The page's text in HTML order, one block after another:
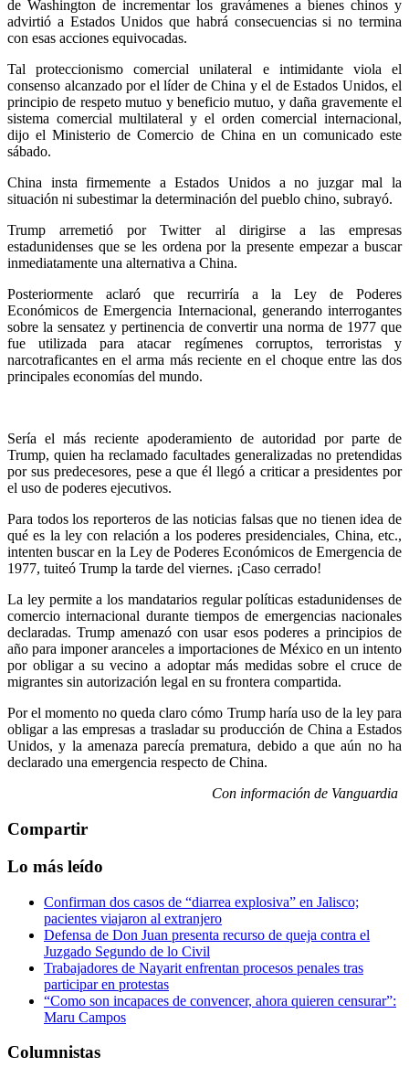
de Washington de incrementar los gravámenes a bienes chinos y
advirtió a Estados Unidos que habrá consecuencias si no termina
con esas acciones equivocadas.
Tal proteccionismo comercial unilateral e intimidante viola el
consenso alcanzado por el líder de China y el de Estados Unidos, el
principio de respeto mutuo y beneficio mutuo, y daña gravemente el
sistema comercial multilateral y el orden comercial internacional,
dijo el Ministerio de Comercio de China en un comunicado este
sábado.
China insta firmemente a Estados Unidos a no juzgar mal la
situación ni subestimar la determinación del pueblo chino, subrayó.
Trump arremetió por Twitter al dirigirse a las empresas
estadunidenses que se les ordena por la presente empezar a buscar
inmediatamente una alternativa a China.
Posteriormente aclaró que recurriría a la Ley de Poderes
Económicos de Emergencia Internacional, generando interrogantes
sobre la sensatez y pertinencia de convertir una norma de 1977 que
fue utilizada para atacar regímenes corruptos, terroristas y
narcotraficantes en el arma más reciente en el choque entre las dos
principales economías del mundo.
Sería el más reciente apoderamiento de autoridad por parte de
Trump, quien ha reclamado facultades generalizadas no pretendidas
por sus predecesores, pese a que él llegó a criticar a presidentes por
el uso de poderes ejecutivos.
Para todos los reporteros de las noticias falsas que no tienen idea de
qué es la ley con relación a los poderes presidenciales, China, etc.,
intenten buscar en la Ley de Poderes Económicos de Emergencia de
1977, tuiteó Trump la tarde del viernes. ¡Caso cerrado!
La ley permite a los mandatarios regular políticas estadunidenses de
comercio internacional durante tiempos de emergencias nacionales
declaradas. Trump amenazó con usar esos poderes a principios de
año para imponer aranceles a importaciones de México en un intento
por obligar a su vecino a adoptar más medidas sobre el cruce de
migrantes sin autorización legal en su frontera compartida.
Por el momento no queda claro cómo Trump haría uso de la ley para
obligar a las empresas a trasladar su producción de China a Estados
Unidos, y la amenaza parecía prematura, debido a que aún no ha
declarado una emergencia respecto de China.
Con información de Vanguardia
Compartir
Lo más leído
Confirman dos casos de “diarrea explosiva” en Jalisco;
pacientes viajaron al extranjero
Defensa de Don Juan presenta recurso de queja contra el
Juzgado Segundo de lo Civil
Trabajadores de Nayarit enfrentan procesos penales tras
participar en protestas
“Como son incapaces de convencer, ahora quieren censurar”:
Maru Campos
Columnistas